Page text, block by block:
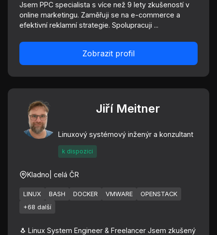
Jsem PPC specialista s více než 9 lety zkušeností v
online marketingu. Zaměřuji se na e-commerce a
efektivní reklamní strategie. Spolupracuji ...
Zobrazit profil
Jiří Meitner
Linuxový systémový inženýr a konzultant
k dispozici
Kladno | celá ČR
LINUX BASH DOCKER VMWARE
OPENSTACK
+68 další
🐧 Linux System Engineer & Freelancer Jsem zkušený